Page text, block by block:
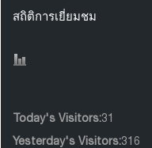
สถิติการเยี่ยมชม
Today's Visitors:31
Yesterday's Visitors:316